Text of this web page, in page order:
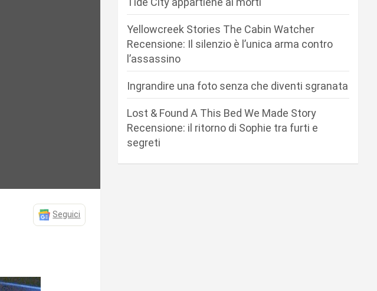
Seguici
Yellowcreek Stories The Cabin Watcher
Recensione: Il silenzio è l’unica arma contro
l’assassino
Ingrandire una foto senza che diventi sgranata
Lost & Found A This Bed We Made Story
Recensione: il ritorno di Sophie tra furti e
segreti